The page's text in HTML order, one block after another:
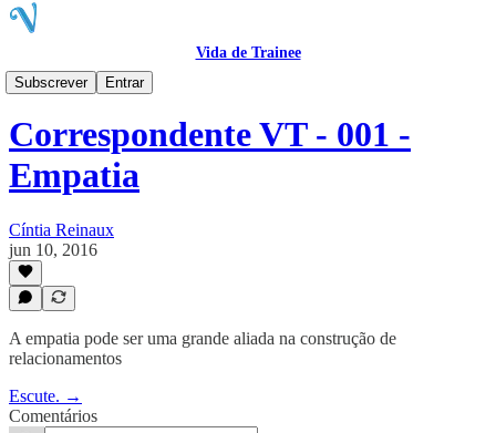
Vida de Trainee
Subscrever
Entrar
VTcast
Correspondente VT - 001 -
Empatia
Cíntia Reinaux
jun 10, 2016
A empatia pode ser uma grande aliada na construção de
relacionamentos
Escute. →
Comentários